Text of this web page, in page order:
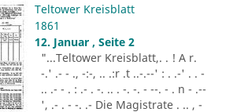
Teltower Kreisblatt
1861
12. Januar , Seite 2
"...Teltower Kreisblatt,. . ! A r.
-.' .- - ., -:-, .. .:r .t ..-.--' : . .-' . . -
.. .- - . : .- . -. .. . -. -. - --. - . n - .--
', .- . - -. .- Die Magistrate . .. , -